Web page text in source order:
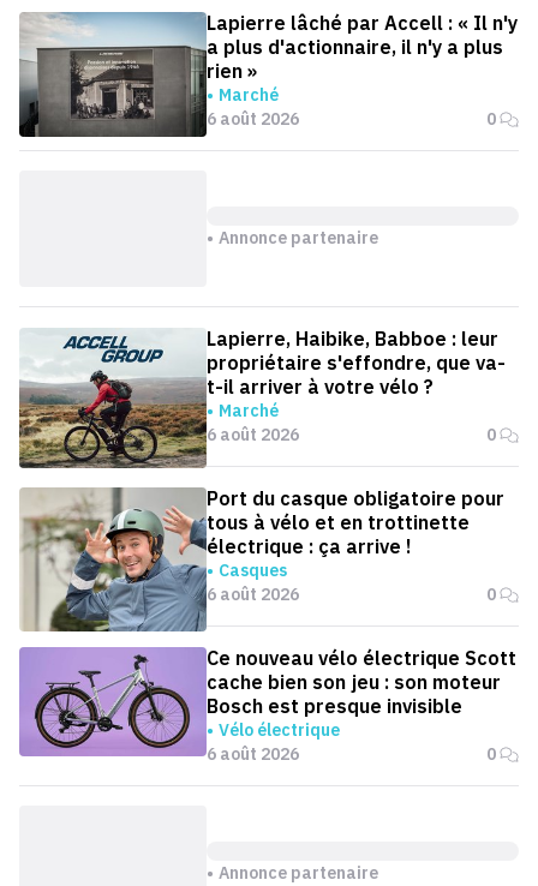
Lapierre lâché par Accell : « Il n'y
a plus d'actionnaire, il n'y a plus
rien »
Marché
6 août 2026
0
Annonce partenaire
Lapierre, Haibike, Babboe : leur
propriétaire s'effondre, que va-
t-il arriver à votre vélo ?
Marché
6 août 2026
0
Port du casque obligatoire pour
tous à vélo et en trottinette
électrique : ça arrive !
Casques
6 août 2026
0
Ce nouveau vélo électrique Scott
cache bien son jeu : son moteur
Bosch est presque invisible
Vélo électrique
6 août 2026
0
Annonce partenaire